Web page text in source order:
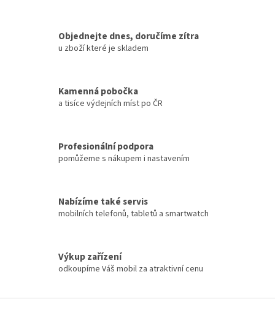
Objednejte dnes, doručíme zítra
u zboží které je skladem
Kamenná pobočka
a tisíce výdejních míst po ČR
Profesionální podpora
pomůžeme s nákupem i nastavením
Nabízíme také servis
mobilních telefonů, tabletů a smartwatch
Výkup zařízení
odkoupíme Váš mobil za atraktivní cenu